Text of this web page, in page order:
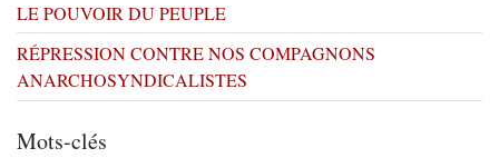
LE POUVOIR DU PEUPLE
RÉPRESSION CONTRE NOS COMPAGNONS
ANARCHOSYNDICALISTES
Mots-clés